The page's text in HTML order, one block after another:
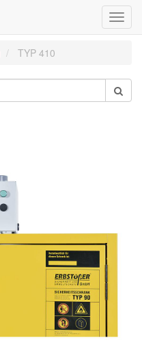
TYP 410